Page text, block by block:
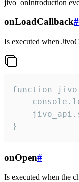
jivo_onIntroduction
onLoadCallback#
Is executed when
function
}
onOpen#
Is executed when the